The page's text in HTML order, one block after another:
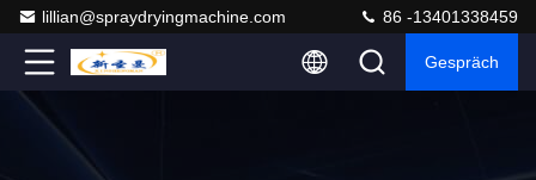
lillian@spraydryingmachine.com 86 -13401338459
Gespräch